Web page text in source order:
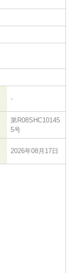
-
第R08SHC10145
5号
2026年08月17日